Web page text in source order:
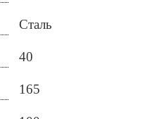
Сталь
40
165